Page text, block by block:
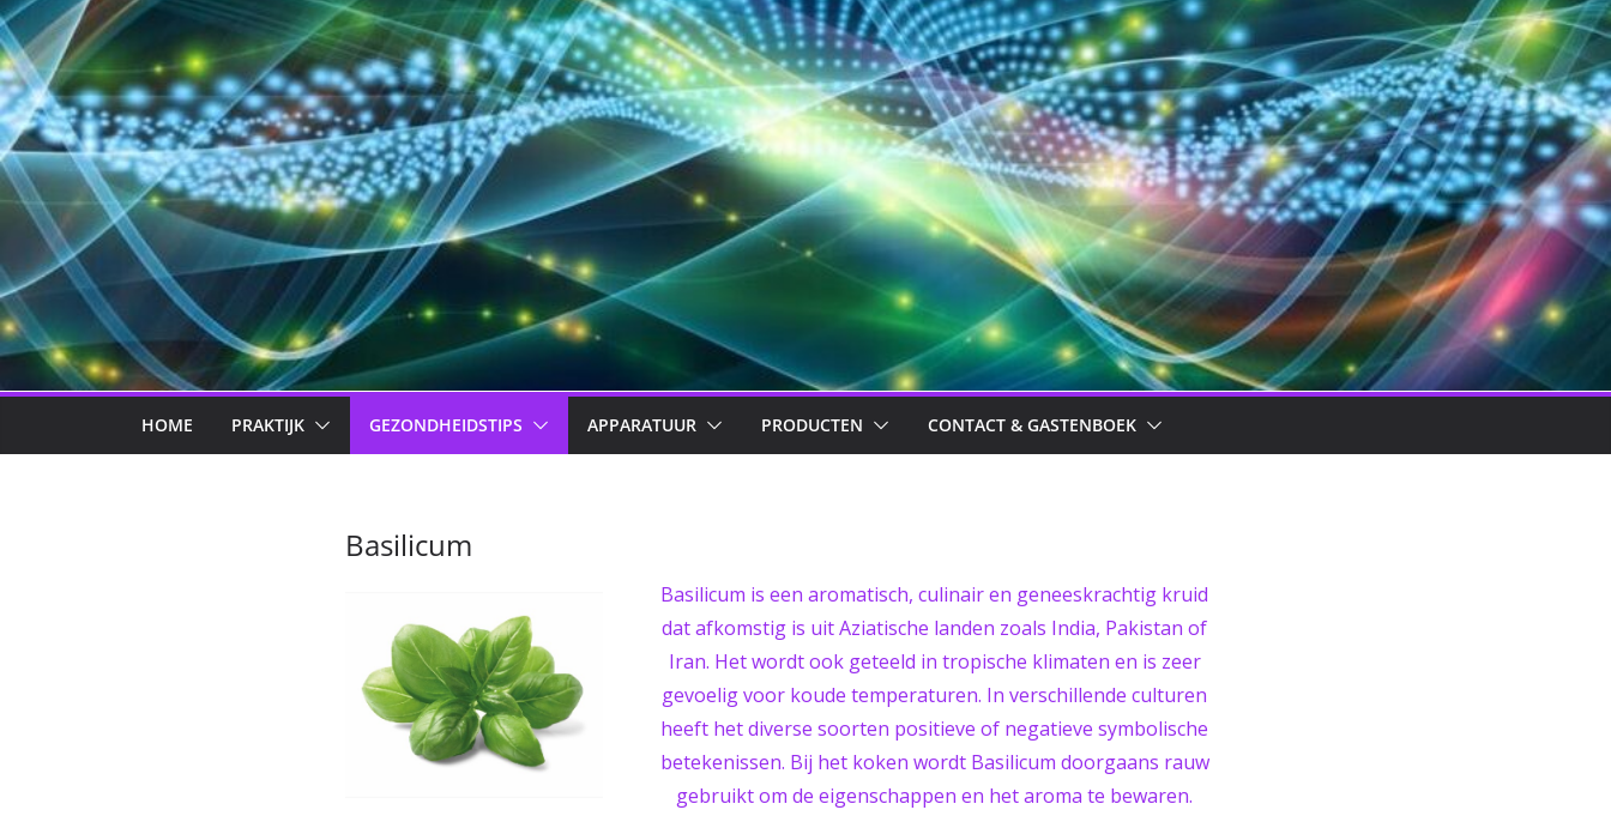
HOME PRAKTIJK GEZONDHEIDSTIPS APPARATUUR PRODUCTEN CONTACT & GASTENBOEK
Basilicum
Basilicum is een aromatisch, culinair en geneeskrachtig kruid
datafkomstig is uit Aziatische landen zoals India, Pakistan of
Iran. Het wordt ook geteeld in tropische klimaten en is zeer
gevoelig voor koude temperaturen. In verschillende culturen
heeft het diverse soorten positieve of negatieve symbolische
betekenissen. Bij het koken wordt Basilicum doorgaans rauw
gebruikt om de eigenschappen en het aroma te bewaren.